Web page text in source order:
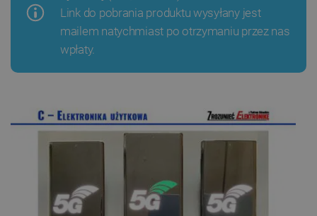
Link do pobrania produktu wysyłany jest
mailem natychmiast po otrzymaniu przez nas
wpłaty.